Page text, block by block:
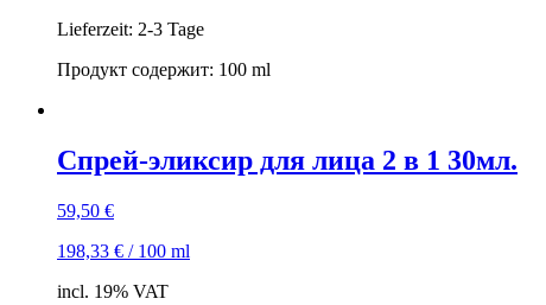
Lieferzeit: 2-3 Tage
Продукт содержит: 100 ml
Спрей-эликсир для лица 2 в 1 30мл.
59,50 €
198,33 € / 100 ml
incl. 19% VAT